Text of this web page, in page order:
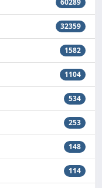
60289
32359
1582
1104
534
253
148
114